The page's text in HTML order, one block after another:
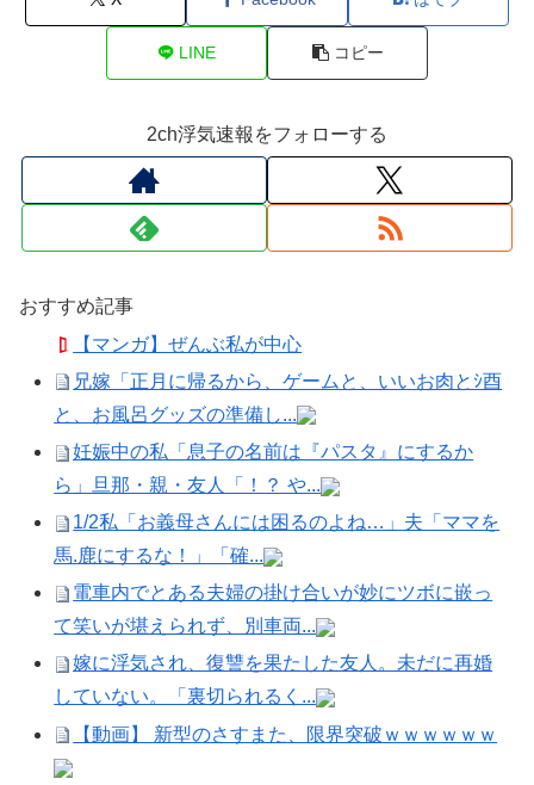
LINE コピー
2ch浮気速報をフォローする
おすすめ記事
【マンガ】ぜんぶ私が中心
兄嫁「正月に帰るから、ゲームと、いいお肉とｼ酉
と、お風呂グッズの準備し...
妊娠中の私「息子の名前は『パスタ』にするか
ら」旦那・親・友人「！？ や...
1/2私「お義母さんには困るのよね…」夫「ママを
馬.鹿にするな！」「確...
電車内でとある夫婦の掛け合いが妙にツボに嵌っ
て笑いが堪えられず、別車両...
嫁に浮気され、復讐を果たした友人。未だに再婚
していない。「裏切られるく...
【動画】 新型のさすまた、限界突破ｗｗｗｗｗｗ